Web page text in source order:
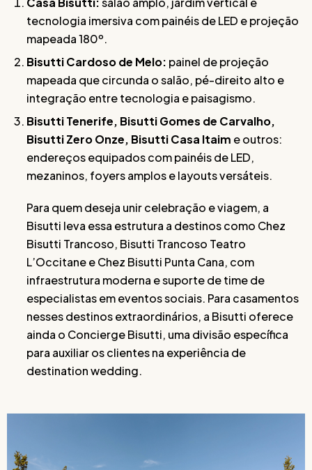
tecnologia imersiva com painéis de LED e projeção
mapeada 180º.
Bisutti Cardoso de Melo: painel de projeção
mapeada que circunda o salão, pé-direito alto e
integração entre tecnologia e paisagismo.
Bisutti Tenerife, Bisutti Gomes de Carvalho,
Bisutti Zero Onze, Bisutti Casa Itaim e outros:
endereços equipados com painéis de LED,
mezaninos, foyers amplos e layouts versáteis.
Para quem deseja unir celebração e viagem, a
Bisutti leva essa estrutura a destinos como Chez
Bisutti Trancoso, Bisutti Trancoso Teatro
L’Occitane e Chez Bisutti Punta Cana, com
infraestrutura moderna e suporte de time de
especialistas em eventos sociais. Para casamentos
nesses destinos extraordinários, a Bisutti oferece
ainda o Concierge Bisutti, uma divisão específica
para auxiliar os clientes na experiência de
destination wedding.